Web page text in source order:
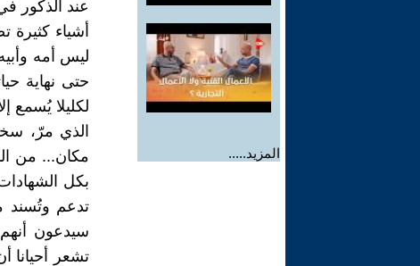
المزيد.....
عند الذكور
أشياء
ليس أمه
حتى نهاية
لكليلا يُسمع
الذي مرّ،
مكان... من
بكل
تدعم وتُسند
سيدعون
تشعر أحيانا